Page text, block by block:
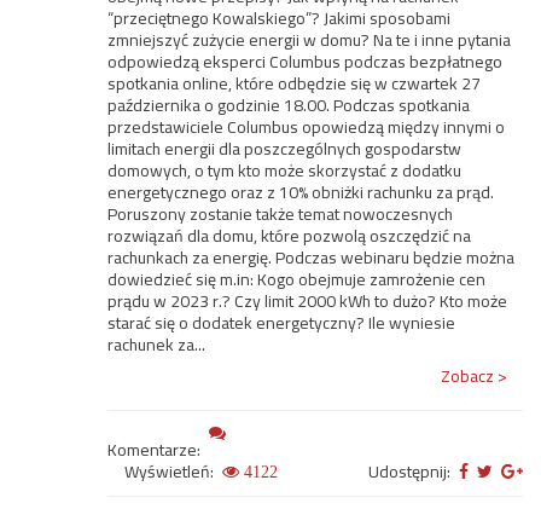
“przeciętnego Kowalskiego”? Jakimi sposobami
zmniejszyć zużycie energii w domu? Na te i inne pytania
odpowiedzą eksperci Columbus podczas bezpłatnego
spotkania online, które odbędzie się w czwartek 27
października o godzinie 18.00. Podczas spotkania
przedstawiciele Columbus opowiedzą między innymi o
limitach energii dla poszczególnych gospodarstw
domowych, o tym kto może skorzystać z dodatku
energetycznego oraz z 10% obniżki rachunku za prąd.
Poruszony zostanie także temat nowoczesnych
rozwiązań dla domu, które pozwolą oszczędzić na
rachunkach za energię. Podczas webinaru będzie można
dowiedzieć się m.in: Kogo obejmuje zamrożenie cen
prądu w 2023 r.? Czy limit 2000 kWh to dużo? Kto może
starać się o dodatek energetyczny? Ile wyniesie
rachunek za...
Zobacz >
Komentarze:
Wyświetleń: 4122 Udostępnij: